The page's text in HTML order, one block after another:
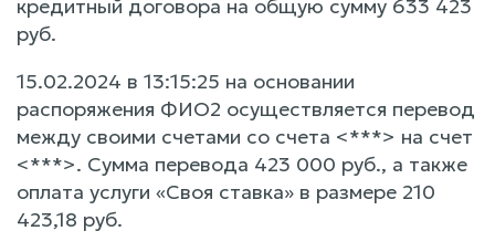
кредитный договора на общую сумму 633 423
руб.
15.02.2024 в 13:15:25 на основании
распоряжения ФИО2 осуществляется перевод
между своими счетами со счета <***> на счет
<***>. Сумма перевода 423 000 руб., а также
оплата услуги «Своя ставка» в размере 210
423,18 руб.